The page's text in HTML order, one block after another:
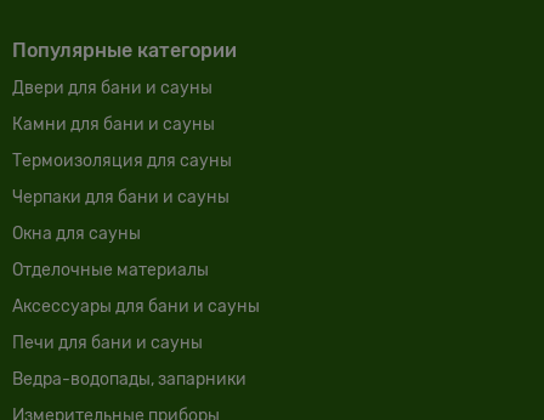
Популярные категории
Двери для бани и сауны
Камни для бани и сауны
Термоизоляция для сауны
Черпаки для бани и сауны
Окна для сауны
Отделочные материалы
Аксессуары для бани и сауны
Печи для бани и сауны
Ведра-водопады, запарники
Измерительные приборы